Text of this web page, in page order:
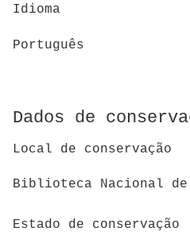
Idioma
Português
Dados de
Local de conservação
Biblioteca Nacional
Estado de conservação